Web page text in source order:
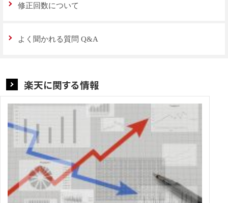
修正回数について
よく聞かれる質問 Q&A
楽天に関する情報